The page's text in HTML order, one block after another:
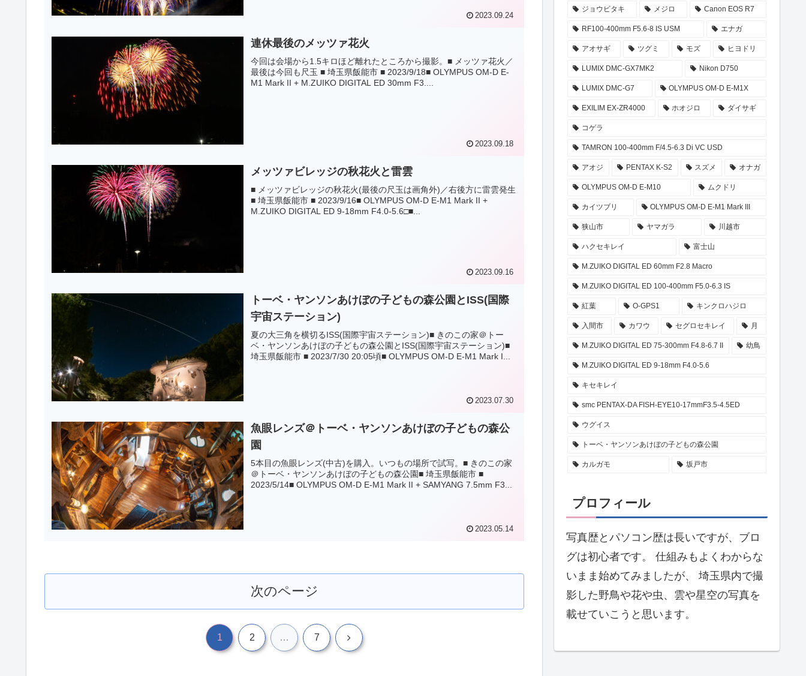
2023.09.24
連休最後のメッツァ花火
今回は会場から1.5キロほど離れたところから撮影。■ メッツァ花火／
最後は今回も尺玉 ■ 埼玉県飯能市 ■ 2023/9/18■ OLYMPUS OM-D E-
M1 Mark II + M.ZUIKO DIGITAL ED 30mm F3....
2023.09.18
メッツァビレッジの秋花火と雷雲
■ メッツァビレッジの秋花火(最後の尺玉は画角外)／右後方に雷雲発生
■ 埼玉県飯能市 ■ 2023/9/16■ OLYMPUS OM-D E-M1 Mark II +
M.ZUIKO DIGITAL ED 9-18mm F4.0-5.6□■...
2023.09.16
トーベ・ヤンソンあけぼの子どもの森公園とISS(国際
宇宙ステーション)
夏の大三角を横切るISS(国際宇宙ステーション)■ きのこの家＠トー
ベ・ヤンソンあけぼの子どもの森公園とISS(国際宇宙ステーション)■
埼玉県飯能市 ■ 2023/7/30 20:05頃■ OLYMPUS OM-D E-M1 Mark I...
2023.07.30
魚眼レンズ＠トーベ・ヤンソンあけぼの子どもの森公
園
5本目の魚眼レンズ(中古)を購入。いつもの場所で試写。■ きのこの家
＠トーベ・ヤンソンあけぼの子どもの森公園■ 埼玉県飯能市 ■
2023/5/14■ OLYMPUS OM-D E-M1 Mark II + SAMYANG 7.5mm F3...
2023.05.14
次のページ
1 2 … 7 次
ジョウビタキ メジロ Canon EOS R7
RF100-400mm F5.6-8 IS USM エナガ
アオサギ ツグミ モズ ヒヨドリ
LUMIX DMC-GX7MK2 Nikon D750
LUMIX DMC-G7 OLYMPUS OM-D E-M1X
EXILIM EX-ZR4000 ホオジロ ダイサギ
コゲラ
TAMRON 100-400mm F/4.5-6.3 Di VC USD
アオジ PENTAX K-S2 スズメ オナガ
OLYMPUS OM-D E-M10 ムクドリ
カイツブリ OLYMPUS OM-D E-M1 Mark III
狭山市 ヤマガラ 川越市
ハクセキレイ 富士山
M.ZUIKO DIGITAL ED 60mm F2.8 Macro
M.ZUIKO DIGITAL ED 100-400mm F5.0-6.3 IS
紅葉 O-GPS1 キンクロハジロ
入間市 カワウ セグロセキレイ 月
M.ZUIKO DIGITAL ED 75-300mm F4.8-6.7 II 幼鳥
M.ZUIKO DIGITAL ED 9-18mm F4.0-5.6
キセキレイ
smc PENTAX-DA FISH-EYE10-17mmF3.5-4.5ED
ウグイス
トーベ・ヤンソンあけぼの子どもの森公園
カルガモ 坂戸市
プロフィール
写真歴とパソコン歴は長いですが、ブロ
グは初心者です。 仕組みもよくわからな
いまま始めてみましたが、 埼玉県内で撮
影した野鳥や花や虫、雲や星空の写真を
載せていこうと思います。